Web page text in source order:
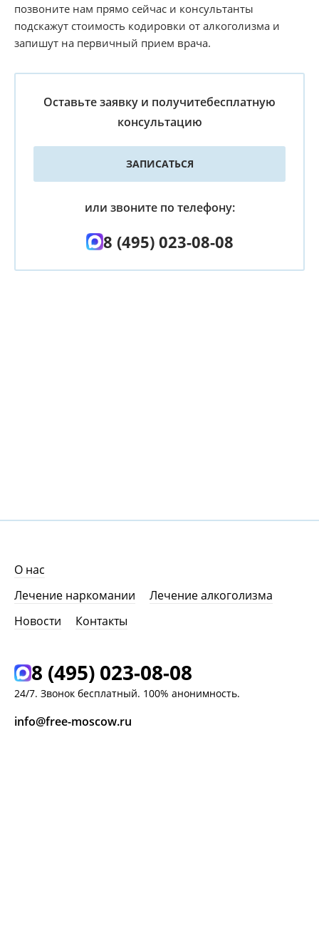
позвоните нам прямо сейчас и консультанты
подскажут стоимость кодировки от алкоголизма и
запишут на первичный прием врача.
Оставьте заявку и получитебесплатную
консультацию
ЗАПИСАТЬСЯ
или звоните по телефону:
8 (495) 023-08-08
О нас
Лечение наркомании
Лечение алкоголизма
Новости
Контакты
8 (495) 023-08-08
24/7. Звонок бесплатный. 100% анонимность.
info@free-moscow.ru